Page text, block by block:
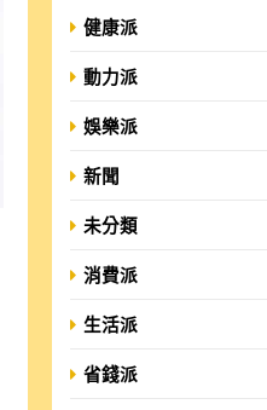
健康派
動力派
娛樂派
新聞
未分類
消費派
生活派
省錢派